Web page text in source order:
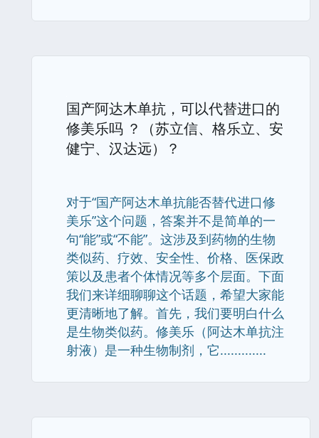
国产阿达木单抗，可以代替进口的
修美乐吗 ？（苏立信、格乐立、安
健宁、汉达远）？
对于“国产阿达木单抗能否替代进口修
美乐”这个问题，答案并不是简单的一
句“能”或“不能”。这涉及到药物的生物
类似药、疗效、安全性、价格、医保政
策以及患者个体情况等多个层面。下面
我们来详细聊聊这个话题，希望大家能
更清晰地了解。首先，我们要明白什么
是生物类似药。修美乐（阿达木单抗注
射液）是一种生物制剂，它.............